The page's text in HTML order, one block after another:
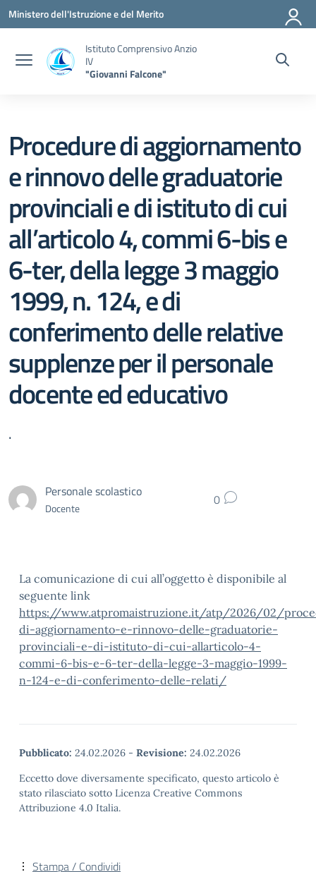
Vai ai contenuti
Vai al menu di navigazione
Vai al footer
Ministero dell'Istruzione e del Merito
Istituto Comprensivo Anzio
IV
"Giovanni Falcone"
Procedure di aggiornamento
e rinnovo delle graduatorie
provinciali e di istituto di cui
all’articolo 4, commi 6-bis e
6-ter, della legge 3 maggio
1999, n. 124, e di
conferimento delle relative
supplenze per il personale
docente ed educativo
.
Personale scolastico
Docente 0
La comunicazione di cui all’oggetto è disponibile al
seguente link
https://www.atpromaistruzione.it/atp/2026/02/
di-aggiornamento-e-rinnovo-delle-graduatorie-
provinciali-e-di-istituto-di-cui-allarticolo-4-
commi-6-bis-e-6-ter-della-legge-3-maggio-1999-
n-124-e-di-conferimento-delle-relati/
Pubblicato: 24.02.2026 - Revisione: 24.02.2026
Eccetto dove diversamente specificato, questo articolo è
stato rilasciato sotto Licenza Creative Commons
Attribuzione 4.0 Italia.
Stampa / Condividi